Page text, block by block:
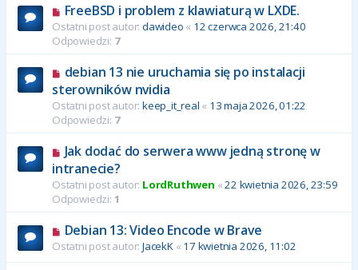
FreeBSD i problem z klawiaturą w LXDE.
Ostatni post autor: dawideo « 12 czerwca 2026, 21:40
Odpowiedzi: 7
debian 13 nie uruchamia się po instalacji
sterowników nvidia
Ostatni post autor: keep_it_real « 13 maja 2026, 01:22
Odpowiedzi: 7
Jak dodać do serwera www jedną stronę w
intranecie?
Ostatni post autor: LordRuthwen «22 kwietnia 2026, 23:59
Odpowiedzi: 1
Debian 13: Video Encode w Brave
Ostatni post autor: JacekK« 17 kwietnia 2026, 11:02